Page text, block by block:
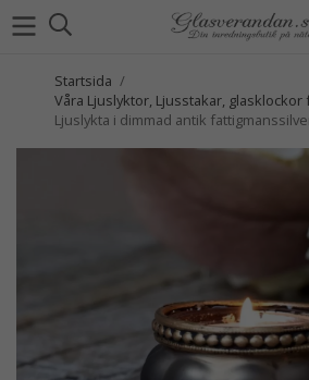
Startsida /
Våra Ljuslyktor, Ljusstakar,
Ljuslykta i dimmad antik